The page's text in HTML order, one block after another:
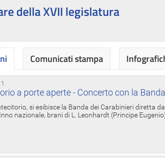
della XVII legislatura
a porte aperte - Concerto con la
si esibisce la Banda dei Carabinieri diretta
nazionale, brani di L. Leonhardt (Principe
Comunicati stampa